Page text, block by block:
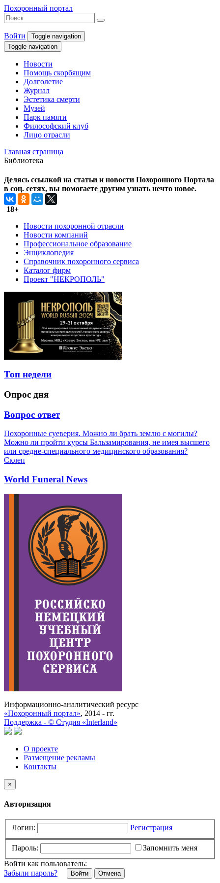
Похоронный портал
Войти
Toggle navigation
Toggle navigation
Новости
Помощь скорбящим
Долголетие
Журнал
Эстетика смерти
Музей
Парк памяти
Философский клуб
Лицо отрасли
Главная страница
Библиотека
Делясь ссылкой на статьи и новости Похоронного Портала
в соц. сетях, вы помогаете другим узнать нечто новое.
18+
Новости похоронной отрасли
Новости компаний
Профессиональное образование
Энциклопедия
Справочник похоронного сервиса
Каталог фирм
Проект "НЕКРОПОЛЬ"
Топ недели
Опрос дня
Вопрос ответ
Похоронные суеверия. Можно ли брать землю с могилы?
Можно ли пройти курсы Бальзамирования, не имея высшего
или средне-специального медицинского образования?
Склеп
World Funeral News
Информационно-аналитический ресурс
«Похоронный портал», 2014 - гг.
Поддержка - © Cтудия «Interland»
О проекте
Размещение рекламы
Контакты
×
Авторизация
Логин: Регистрация
Пароль:
Запомнить меня
Войти как пользователь:
Забыли пароль?
Отмена